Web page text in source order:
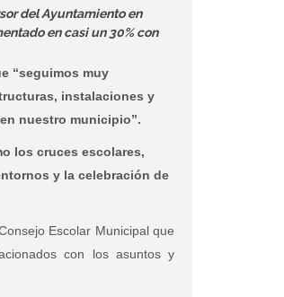
del Ayuntamiento en
en casi un 30% con
“seguimos muy
instalaciones y
nuestro municipio”.
los cruces escolares,
y la celebración de
Escolar Municipal que
con los asuntos y